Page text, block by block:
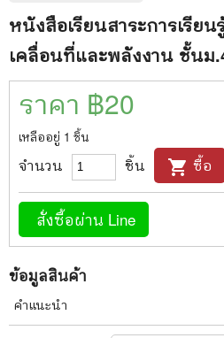
หนังสือเรียนสาระการเรีย
เคลื่อนที่และพลังงาน ชั้นม
ราคา ฿20
เหลืออยู่ 1 ชิ้น
จำนวน ชิ้น shopping_cart ซื้อ
สั่งซื้อผ่าน Line
ข้อมูลสินค้า
คำแนะนำ